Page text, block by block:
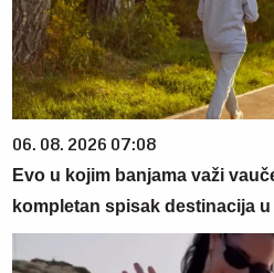
06. 08. 2026 07:08
Evo u kojim banjama važi
kompletan spisak destinacija